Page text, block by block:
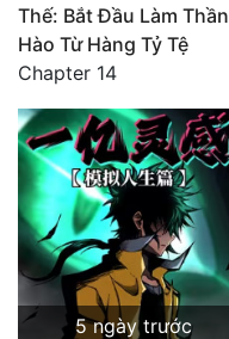
Thế: Bắt Đầu Làm Thần
Hào Từ Hàng Tỷ Tệ
Chapter 14
5 ngày trước